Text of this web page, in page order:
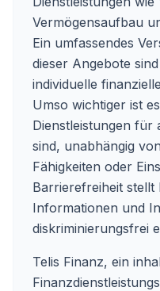
Vermögensaufbau
Ein umfassendes
dieser Angebote
individuelle
Umso wichtiger ist
Dienstleistungen für
sind, unabhängig
Fähigkeiten oder
Barrierefreiheit stellt
Informationen und
diskriminierungsfrei
Telis Finanz, ein